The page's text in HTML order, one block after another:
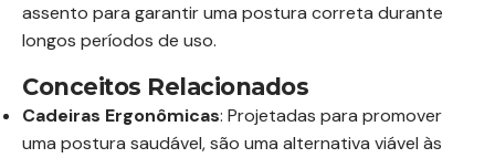
assento para garantir uma postura correta durante
longos períodos de uso.
Conceitos Relacionados
Cadeiras Ergonômicas: Projetadas para promover
uma postura saudável, são uma alternativa viável às